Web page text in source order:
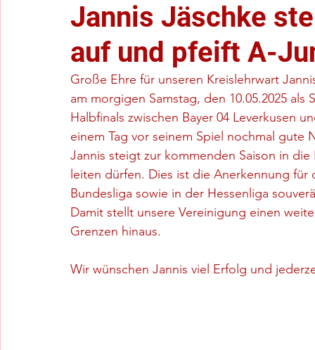
Jannis Jäschke
auf und pfeift A-
Große Ehre für unseren Kreislehrwart
am morgigen Samstag, den 10.05.2025
Halbfinals zwischen Bayer 04 Leverkusen
einem Tag vor seinem Spiel nochmal gute
Jannis steigt zur kommenden Saison in
leiten dürfen. Dies ist die Anerkennung
Bundesliga sowie in der Hessenliga
Damit stellt unsere Vereinigung einen
Grenzen hinaus.
Wir wünschen Jannis viel Erfolg und